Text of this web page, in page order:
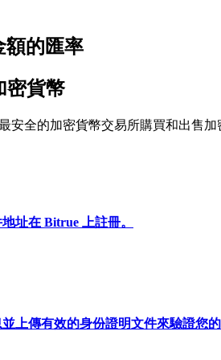
永續合約
額的匯率
密貨幣
安全的加密貨幣交易所購買和出售加
址在 Bitrue 上註冊。
上傳有效的身份證明文件來驗證您的